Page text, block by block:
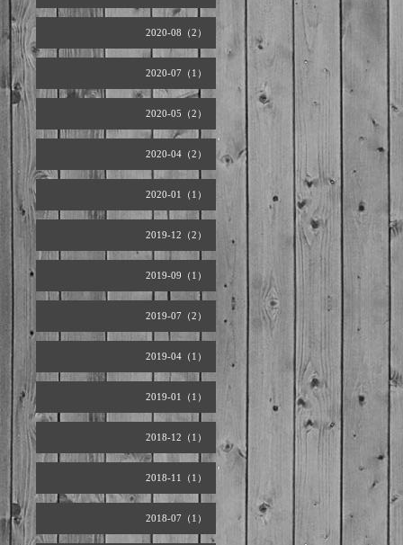
2020-08（2）
2020-07（1）
2020-05（2）
2020-04（2）
2020-01（1）
2019-12（2）
2019-09（1）
2019-07（2）
2019-04（1）
2019-01（1）
2018-12（1）
2018-11（1）
2018-07（1）